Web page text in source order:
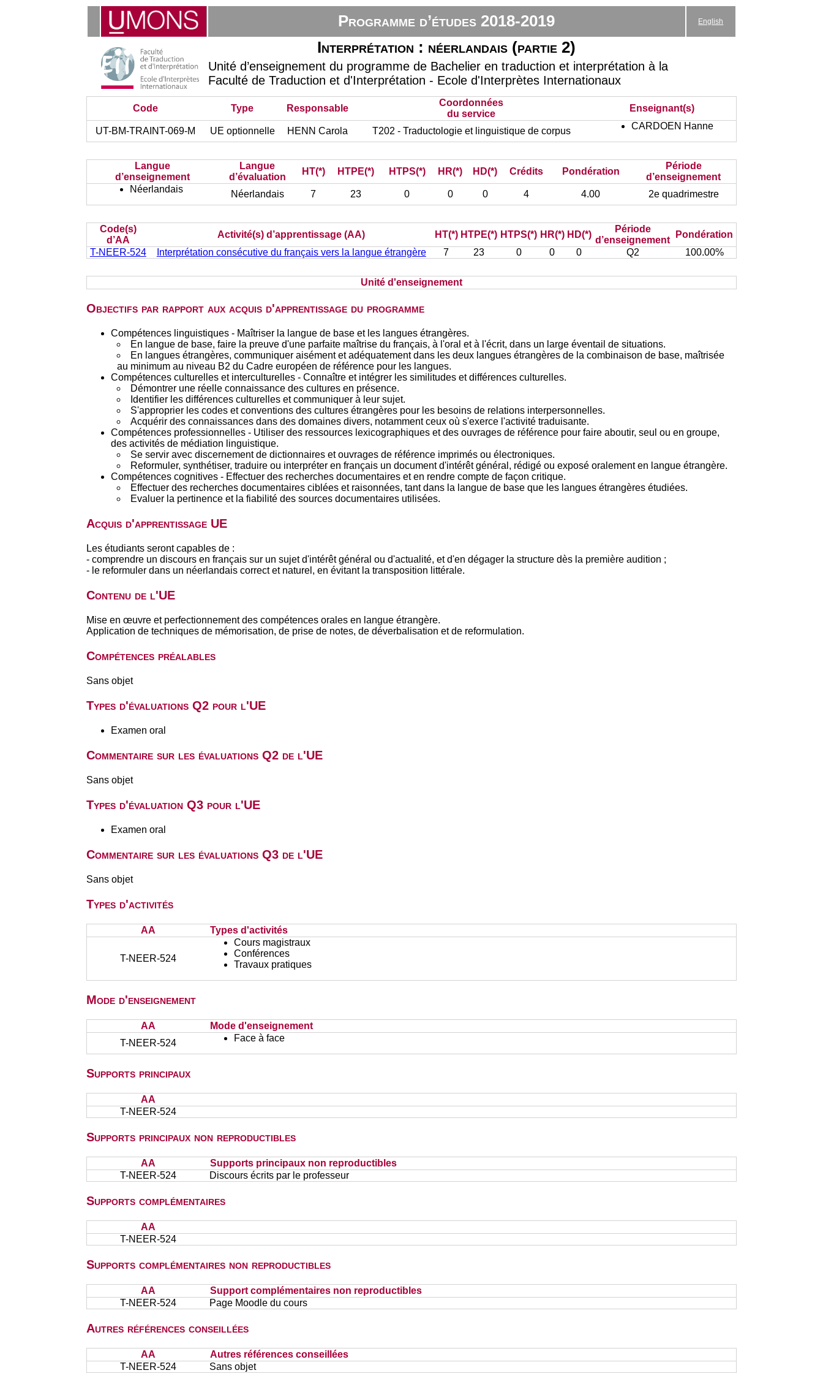
Programme d’études 2018-2019 English
Interprétation : néerlandais (partie 2)
Unité d’enseignement du programme de Bachelier en traduction et interprétation à la
Faculté de Traduction et d'Interprétation - Ecole d'Interprètes Internationaux
Code Type Responsable
Coordonnées
du service
Enseignant(s)
UT-BM-TRAINT-069-M UE optionnelle HENN Carola T202 - Traductologie et linguistique de corpus CARDOEN Hanne
Langue
d’enseignement
Langue
d’évaluation
HT(*) HTPE(*) HTPS(*) HR(*) HD(*) Crédits Pondération
Période
d’enseignement
Néerlandais
Néerlandais 7 23 0 0 0 4 4.00 2e quadrimestre
Code(s)
d’AA
Activité(s) d’apprentissage (AA) HT(*) HTPE(*) HTPS(*) HR(*) HD(*)
Période
d’enseignement
Pondération
T-NEER-524
Interprétation consécutive du français vers la langue étrangère 7 23 0 0 0 Q2 100.00%
Unité d'enseignement
Objectifs par rapport aux acquis d'apprentissage du programme
Compétences linguistiques - Maîtriser la langue de base et les langues étrangères.
En langue de base, faire la preuve d'une parfaite maîtrise du français, à l'oral et à l'écrit, dans un large éventail de situations.
En langues étrangères, communiquer aisément et adéquatement dans les deux langues étrangères de la combinaison de base, maîtrisée
au minimum au niveau B2 du Cadre européen de référence pour les langues.
Compétences culturelles et interculturelles - Connaître et intégrer les similitudes et différences culturelles.
Démontrer une réelle connaissance des cultures en présence.
Identifier les différences culturelles et communiquer à leur sujet.
S'approprier les codes et conventions des cultures étrangères pour les besoins de relations interpersonnelles.
Acquérir des connaissances dans des domaines divers, notamment ceux où s'exerce l'activité traduisante.
Compétences professionnelles - Utiliser des ressources lexicographiques et des ouvrages de référence pour faire aboutir, seul ou en groupe,
des activités de médiation linguistique.
Se servir avec discernement de dictionnaires et ouvrages de référence imprimés ou électroniques.
Reformuler, synthétiser, traduire ou interpréter en français un document d'intérêt général, rédigé ou exposé oralement en langue étrangère.
Compétences cognitives - Effectuer des recherches documentaires et en rendre compte de façon critique.
Effectuer des recherches documentaires ciblées et raisonnées, tant dans la langue de base que les langues étrangères étudiées.
Evaluer la pertinence et la fiabilité des sources documentaires utilisées.
Acquis d'apprentissage UE
Les étudiants seront capables de :
- comprendre un discours en français sur un sujet d'intérêt général ou d'actualité, et d'en dégager la structure dès la première audition ;
- le reformuler dans un néerlandais correct et naturel, en évitant la transposition littérale.
Contenu de l'UE
Mise en œuvre et perfectionnement des compétences orales en langue étrangère.
Application de techniques de mémorisation, de prise de notes, de déverbalisation et de reformulation.
Compétences préalables
Sans objet
Types d'évaluations Q2 pour l'UE
Examen oral
Commentaire sur les évaluations Q2 de l'UE
Sans objet
Types d'évaluation Q3 pour l'UE
Examen oral
Commentaire sur les évaluations Q3 de l'UE
Sans objet
Types d'activités
AA Types d'activités
T-NEER-524
Cours magistraux
Conférences
Travaux pratiques
Mode d'enseignement
AA
Mode d'enseignement
T-NEER-524
Face à face
Supports principaux
AA
T-NEER-524
Supports principaux non reproductibles
AA
Supports principaux non reproductibles
T-NEER-524
Discours écrits par le professeur
Supports complémentaires
AA
T-NEER-524
Supports complémentaires non reproductibles
AA
Support complémentaires non reproductibles
T-NEER-524
Page Moodle du cours
Autres références conseillées
AA
Autres références conseillées
T-NEER-524
Sans objet